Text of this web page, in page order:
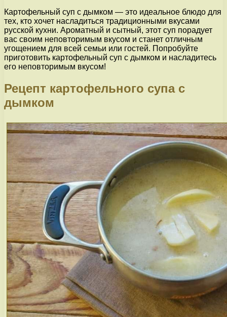
Картофельный суп с дымком — это идеальное блюдо для
тех, кто хочет насладиться традиционными вкусами
русской кухни. Ароматный и сытный, этот суп порадует
вас своим неповторимым вкусом и станет отличным
угощением для всей семьи или гостей. Попробуйте
приготовить картофельный суп с дымком и насладитесь
его неповторимым вкусом!
Рецепт картофельного супа с
дымком